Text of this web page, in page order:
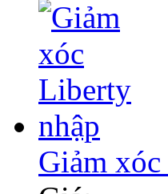
Giảm